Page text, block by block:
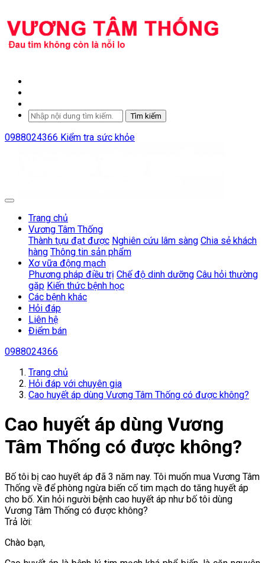
Tìm kiếm
0988024366 Kiểm tra sức khỏe
Trang chủ
Vương Tâm Thống
Thành tựu đạt được Nghiên cứu lâm sàng Chia sẻ khách
hàng Thông tin sản phẩm
Xơ vữa động mạch
Phương pháp điều trị Chế độ dinh dưỡng Câu hỏi thường
gặp Kiến thức bệnh học
Các bệnh khác
Hỏi đáp
Liên hệ
Điểm bán
0988024366
Trang chủ
Hỏi đáp với chuyên gia
Cao huyết áp dùng Vương Tâm Thống có được không?
Cao huyết áp dùng Vương
Tâm Thống có được không?
Bố tôi bị cao huyết áp đã 3 năm nay. Tôi muốn mua Vương Tâm
Thống về để phòng ngừa biến cố tim mạch do tăng huyết áp
cho bố. Xin hỏi người bệnh cao huyết áp như bố tôi dùng
Vương Tâm Thống có được không?
Trả lời:
Chào bạn,